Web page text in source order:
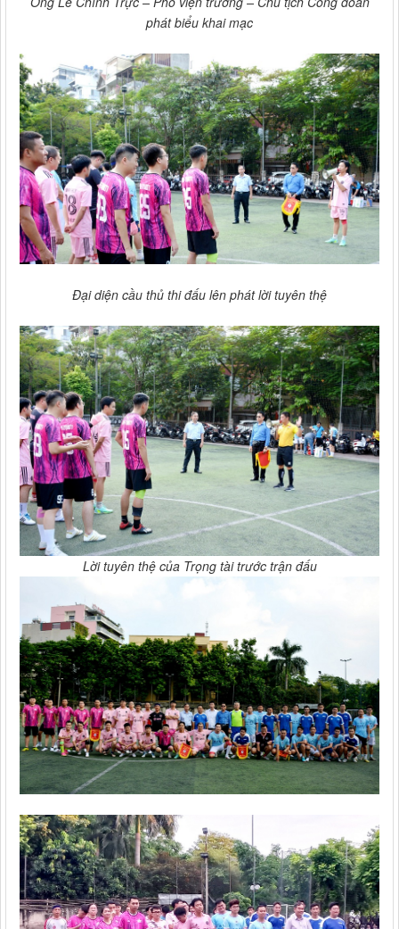
phát biểu khai mạc
Đại diện cầu thủ thi đấu lên phát lời tuyên thệ
Lời tuyên thệ của Trọng tài trước trận đấu